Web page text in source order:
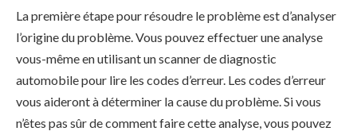
La première étape pour résoudre le problème est d’analyser
l’origine du problème. Vous pouvez effectuer une analyse
vous-même en utilisant un scanner de diagnostic
automobile pour lire les codes d’erreur. Les codes d’erreur
vous aideront à déterminer la cause du problème. Si vous
n’êtes pas sûr de comment faire cette analyse, vous pouvez